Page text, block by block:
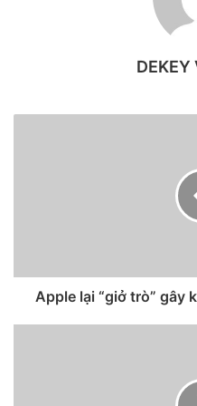
của Brazil có kế hoạch làm
không được áp dụng lại sau
DEKEY
Apple lại “giở trò” gây